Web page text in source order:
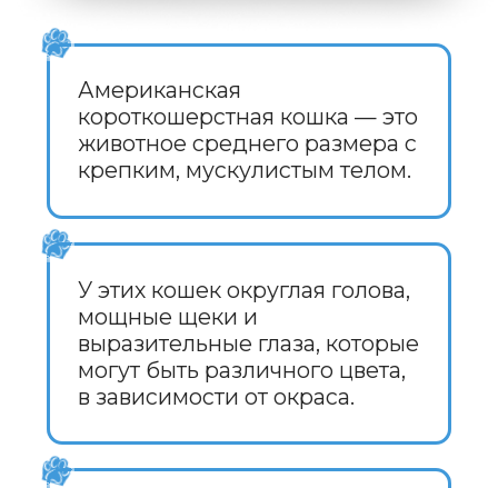
ТАББИ —
наиболее распространенный
пятна и мраморные узоры.
ЧЕРНЫЙ —
яркий и насыщенный цвет,
американских
короткошерстных.